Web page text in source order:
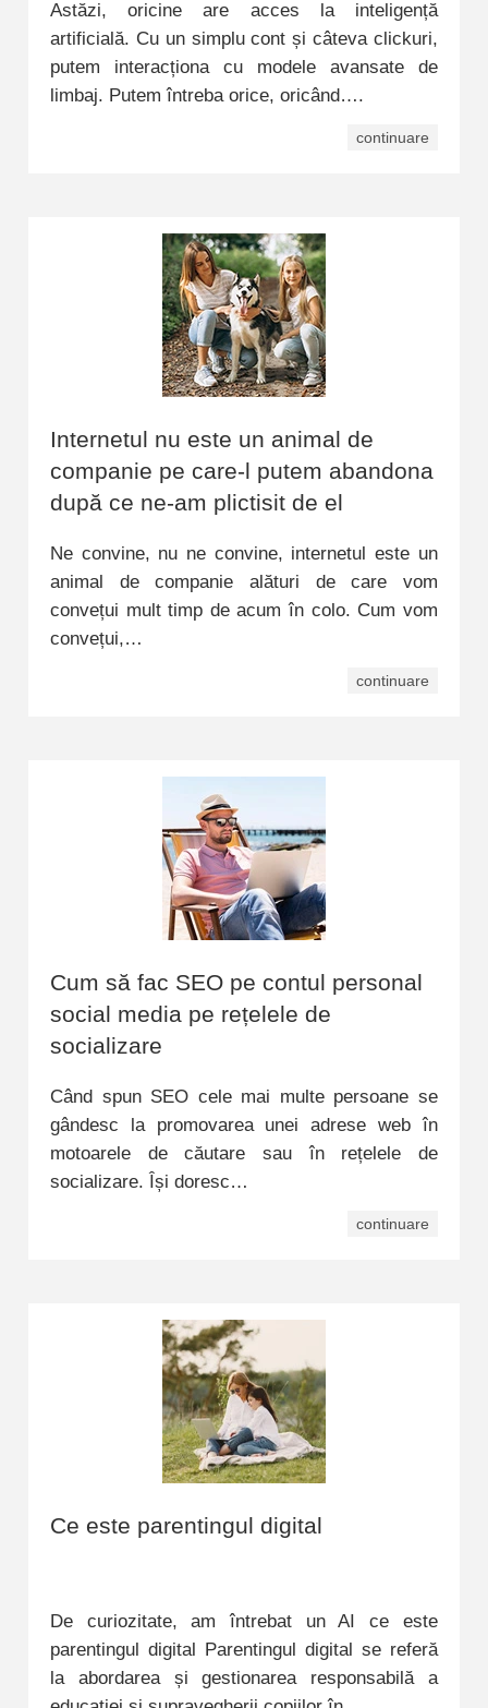
Astăzi, oricine are acces la inteligență
artificială. Cu un simplu cont și câteva clickuri,
putem interacționa cu modele avansate de
limbaj. Putem întreba orice, oricând….
continuare
Internetul nu este un animal de
companie pe care-l putem abandona
după ce ne-am plictisit de el
Ne convine, nu ne convine, internetul este un
animal de companie alături de care vom
convețui mult timp de acum în colo. Cum vom
convețui,…
continuare
Cum să fac SEO pe contul personal
social media pe rețelele de
socializare
Când spun SEO cele mai multe persoane se
gândesc la promovarea unei adrese web în
motoarele de căutare sau în rețelele de
socializare. Își doresc…
continuare
Ce este parentingul digital
De curiozitate, am întrebat un AI ce este
parentingul digital Parentingul digital se referă
la abordarea și gestionarea responsabilă a